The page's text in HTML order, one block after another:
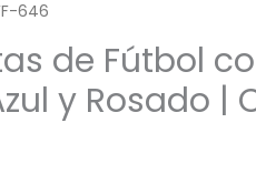
646
de Fútbol
y Rosado |